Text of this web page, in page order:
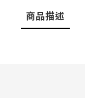
商品描述